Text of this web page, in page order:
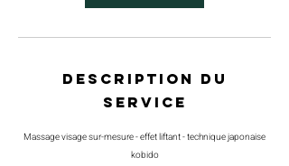
Description du
service
Massage visage sur-mesure - effet liftant - technique japonaise
kobido